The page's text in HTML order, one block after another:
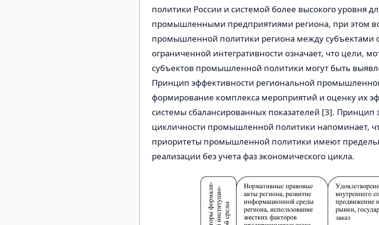
политики России и системой более высокого уровня
промышленными предприятиями региона, при этом
промышленной политики региона между субъектами
ограниченной интегративности означает, что цели,
субъектов промышленной политики могут быть
Принцип эффективности региональной
формирование комплекса мероприятий и оценку их
системы сбалансированных показателей [3]. Принцип
цикличности промышленной политики напоминает,
приоритеты промышленной политики имеют
реализации без учета фаз экономического цикла.